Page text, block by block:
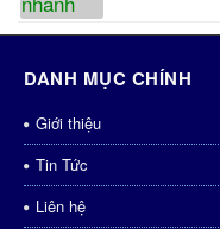
DANH MỤC CHÍNH
Giới thiệu
Tin Tức
Liên hệ